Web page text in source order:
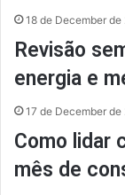
18 de December de
Revisão
energia e
17 de December de
Como lidar
mês de